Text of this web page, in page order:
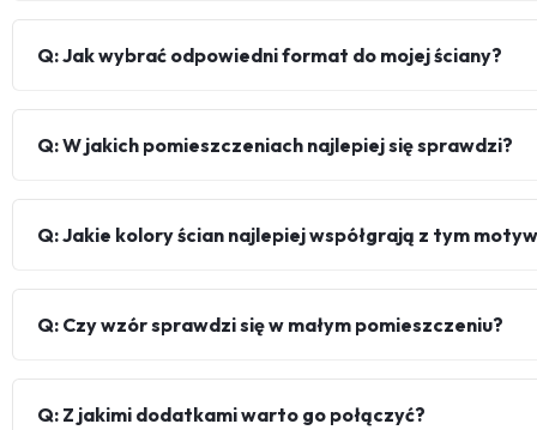
Q: Jak wybrać odpowiedni format do mojej ściany?
Q: W jakich pomieszczeniach najlepiej się sprawdzi?
Q: Jakie kolory ścian najlepiej współgrają z tym
Q: Czy wzór sprawdzi się w małym pomieszczeniu?
Q: Z jakimi dodatkami warto go połączyć?